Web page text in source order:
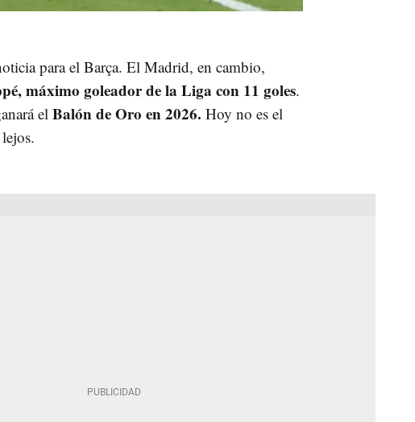
para el Barça. El Madrid, en cambio,
máximo goleador de la Liga con 11 goles.
el Balón de Oro en 2026. Hoy no es el